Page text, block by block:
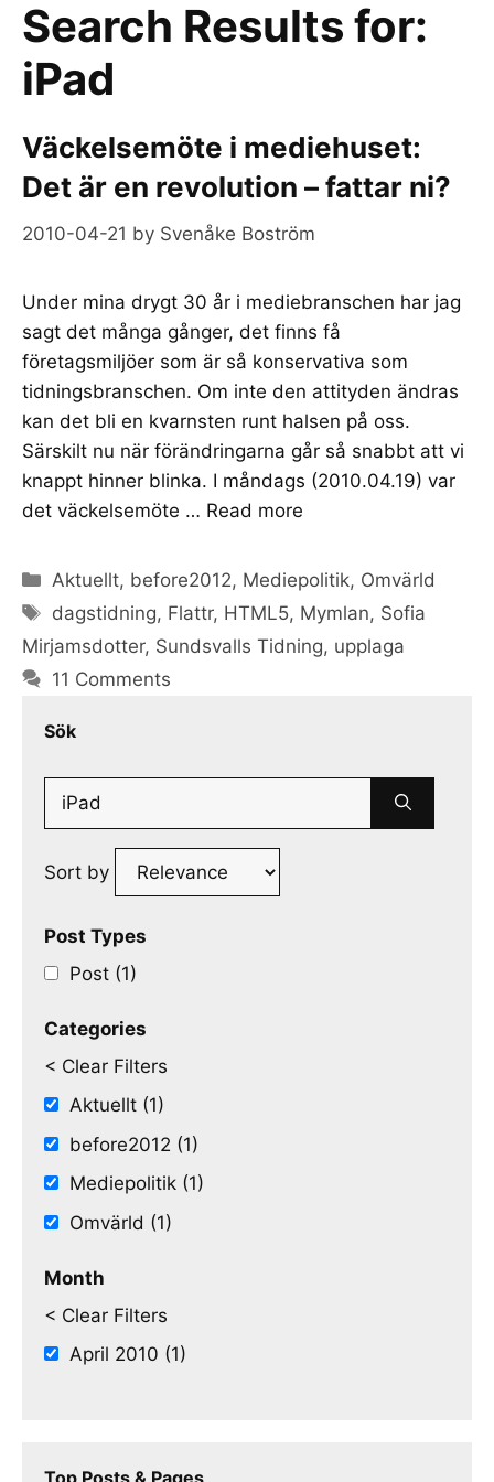
Search Results for:
iPad
Väckelsemöte i mediehuset:
Det är en revolution – fattar ni?
2010-04-21 by Svenåke Boström
Under mina drygt 30 år i mediebranschen har jag
sagt det många gånger, det finns få
företagsmiljöer som är så konservativa som
tidningsbranschen. Om inte den attityden ändras
kan det bli en kvarnsten runt halsen på oss.
Särskilt nu när förändringarna går så snabbt att vi
knappt hinner blinka. I måndags (2010.04.19) var
det väckelsemöte … Read more
Categories
Aktuellt, before2012, Mediepolitik, Omvärld
Tags
dagstidning, Flattr, HTML5, Mymlan, Sofia
Mirjamsdotter, Sundsvalls Tidning, upplaga
11 Comments
Sök
Search
Sort by
Post Types
Post (1)
Categories
< Clear Filters
Aktuellt (1)
before2012 (1)
Mediepolitik (1)
Omvärld (1)
Month
< Clear Filters
April 2010 (1)
Top Posts & Pages